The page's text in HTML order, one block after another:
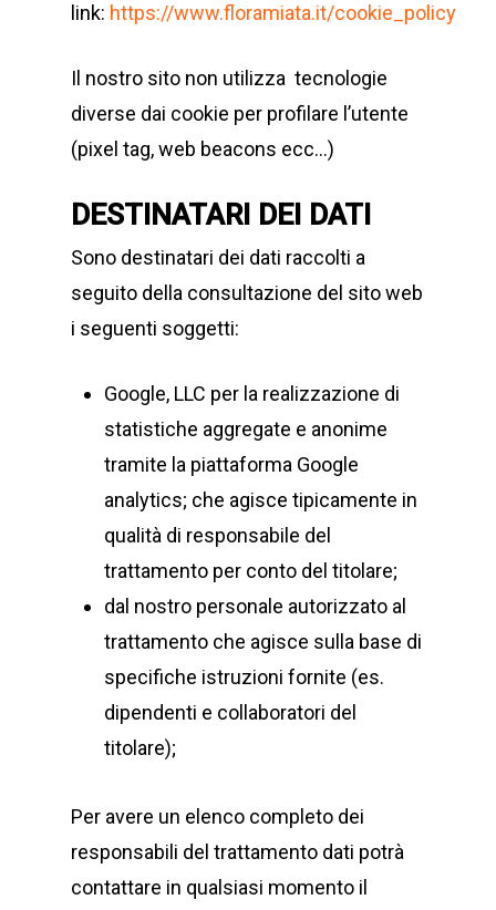
link: https://www.floramiata.it/cookie_policy
Il nostro sito non utilizza tecnologie
diverse dai cookie per profilare l’utente
(pixel tag, web beacons ecc…)
DESTINATARI DEI DATI
Sono destinatari dei dati raccolti a
seguito della consultazione del sito web
i seguenti soggetti:
Google, LLC per la realizzazione di
statistiche aggregate e anonime
tramite la piattaforma Google
analytics; che agisce tipicamente in
qualità di responsabile del
trattamento per conto del titolare;
dal nostro personale autorizzato al
trattamento che agisce sulla base di
specifiche istruzioni fornite (es.
dipendenti e collaboratori del
titolare);
Per avere un elenco completo dei
responsabili del trattamento dati potrà
contattare in qualsiasi momento il